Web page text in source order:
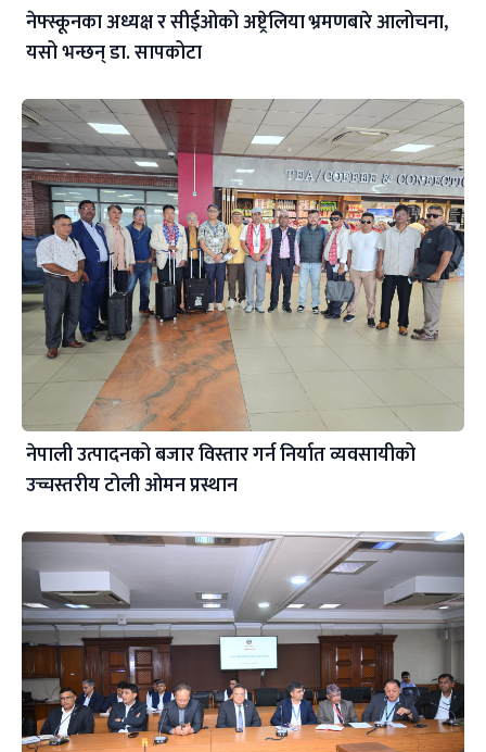
नेफ्स्कूनका अध्यक्ष र सीईओको अष्ट्रेलिया भ्रमणबारे आलोचना,
यसो भन्छन् डा‍. सापकोटा
नेपाली उत्पादनको बजार विस्तार गर्न निर्यात व्यवसायीको
उच्चस्तरीय टोली ओमन प्रस्थान